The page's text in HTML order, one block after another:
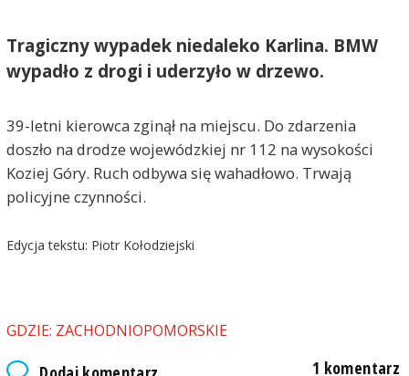
Tragiczny wypadek niedaleko Karlina. BMW
wypadło z drogi i uderzyło w drzewo.
39-letni kierowca zginął na miejscu. Do zdarzenia
doszło na drodze wojewódzkiej nr 112 na wysokości
Koziej Góry. Ruch odbywa się wahadłowo. Trwają
policyjne czynności.
Edycja tekstu: Piotr Kołodziejski
GDZIE: ZACHODNIOPOMORSKIE
1 komentarz